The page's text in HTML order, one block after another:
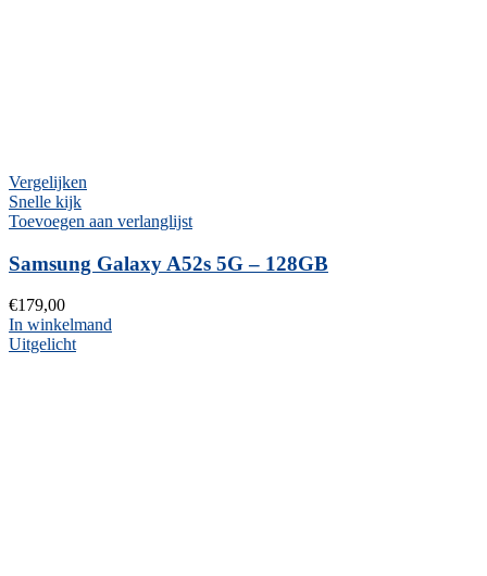
Vergelijken
Snelle kijk
Toevoegen aan verlanglijst
Samsung Galaxy A52s 5G – 128GB
€179,00
In winkelmand
Uitgelicht